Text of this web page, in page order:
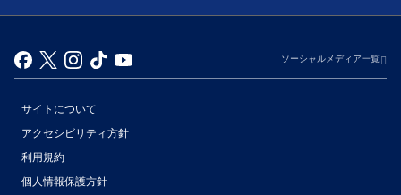
ソーシャルメディア一覧
サイトについて
アクセシビリティ方針
利用規約
個人情報保護方針